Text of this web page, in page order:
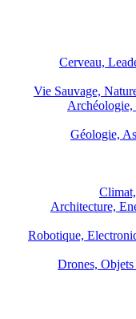
Cerveau,
Vie Sauvage,
Archéologie,
Géologie,
Architecture,
Robotique,
Drones,